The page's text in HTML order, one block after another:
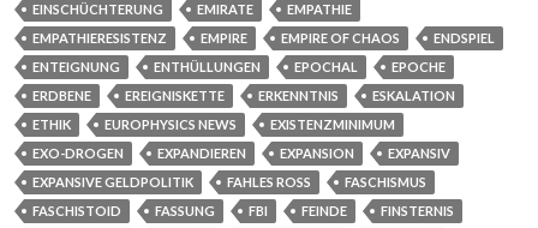
EINSCHÜCHTERUNG
EMIRATE
EMPATHIE
EMPATHIERESISTENZ
EMPIRE EMPIRE OF CHAOS
ENDSPIEL
ENTEIGNUNG
ENTHÜLLUNGEN EPOCHAL
EPOCHE
ERDBENE
EREIGNISKETTE ERKENNTNIS
ESKALATION
ETHIK
EUROPHYSICS NEWS
EXISTENZMINIMUM
EXO-DROGEN
EXPANDIEREN EXPANSION
EXPANSIV
EXPANSIVE GELDPOLITIK
FAHLES ROSS
FASCHISMUS
FASCHISTOID
FASSUNG FBI FEINDE
FINSTERNIS